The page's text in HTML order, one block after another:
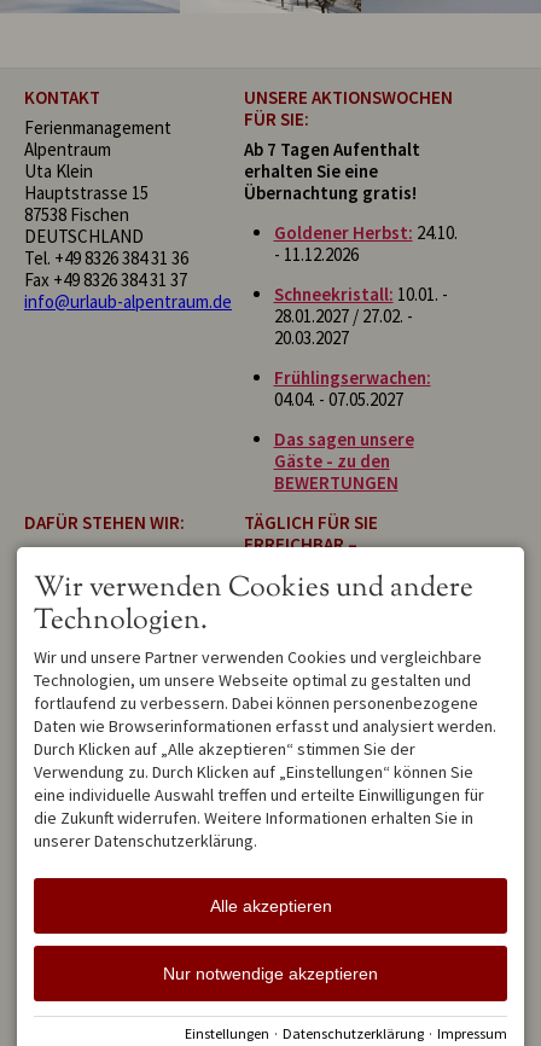
KONTAKT
Ferienmanagement
Alpentraum
Uta Klein
Hauptstrasse 15
87538 Fischen
DEUTSCHLAND
Tel. +49 8326 384 31 36
Fax +49 8326 384 31 37
info@urlaub-alpentraum.de
UNSERE AKTIONSWOCHEN
FÜR SIE:
Ab 7 Tagen Aufenthalt
erhalten Sie eine
Übernachtung gratis!
Goldener Herbst: 24.10.
- 11.12.2026
Schneekristall: 10.01. -
28.01.2027 / 27.02. -
20.03.2027
Frühlingserwachen:
04.04. - 07.05.2027
Das sagen unsere
Gäste - zu den
BEWERTUNGEN
DAFÜR STEHEN WIR:
Direktbuchung
persönliche Betreuung
durch dieAlpenträumer
keine Anzahlung im
Vorfeld
moderne und
zeitgemäße Einrichtung
nur klassifizierte
(Sterne) Wohnungen
hochwertige
Bettwäsche/Handtücher
eigener Parkplatz
mit Balkon/Terrasse
TÄGLICH FÜR SIE
ERREICHBAR –
ZUVERLÄSSIG
Sonntag für Sie da. Sollten
wir gerade unterwegs sein,
hinterlassen Sie einfach eine
Nachricht auf dem
Anrufbeantworter oder
schreiben Sie uns eine E-
Mail.
Wir melden uns
schnellstmöglich zurück und
beantworten Ihre Fragen mit
der gewohnten Sorgfalt.
Allgemeine GeschäftsbedingungenImpressumDatenschutz
Facebook Instagram YouTube
Wir verwenden Cookies und andere
Technologien.
Wir und unsere Partner verwenden Cookies und vergleichbare
Technologien, um unsere Webseite optimal zu gestalten und
fortlaufend zu verbessern. Dabei können personenbezogene
Daten wie Browserinformationen erfasst und analysiert werden.
Durch Klicken auf „Alle akzeptieren“ stimmen Sie der
Verwendung zu. Durch Klicken auf „Einstellungen“ können Sie
eine individuelle Auswahl treffen und erteilte Einwilligungen für
die Zukunft widerrufen. Weitere Informationen erhalten Sie in
unserer Datenschutzerklärung.
Alle akzeptieren
Nur notwendige akzeptieren
Einstellungen · Datenschutzerklärung · Impressum